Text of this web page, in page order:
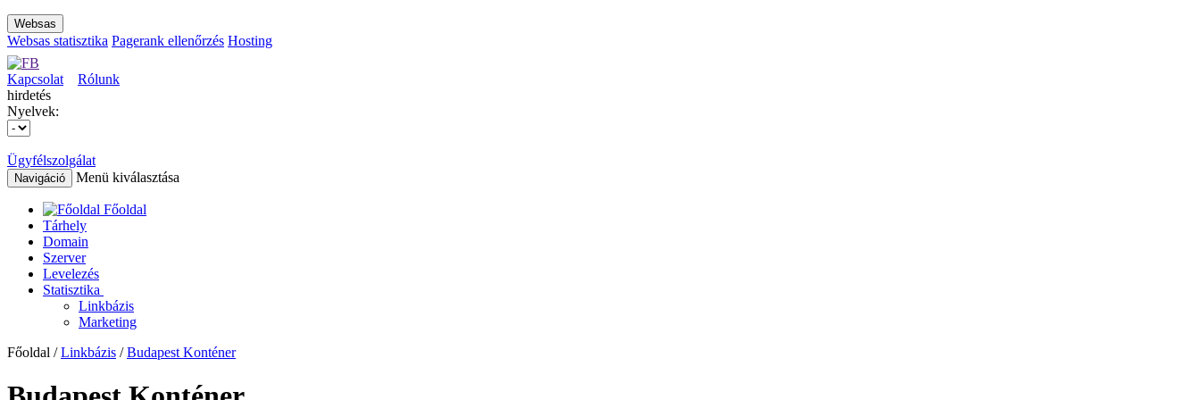
Websas
Websas statisztika Pagerank ellenőrzés Hosting
Kapcsolat
Rólunk
hirdetés
Nyelvek:
Ügyfélszolgálat
Navigáció Menü kiválasztása
Főoldal
Tárhely
Domain
Szerver
Levelezés
Statisztika
Linkbázis
Marketing
Főoldal /Linkbázis /Budapest Konténer